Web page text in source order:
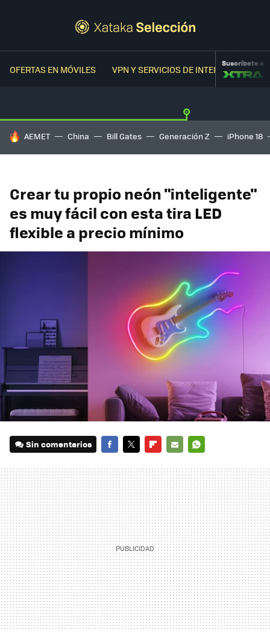
OFERTAS EN MÓVILES VPN Y SERVICIOS DE INTERNETSuscríbete a
HOY SE HABLA DE
AEMET China Bill Gates Generación Z iPhone 18
Crear tu propio neón "inteligente"
es muy fácil con esta tira LED
flexible a precio mínimo
Sin comentarios
MAIL